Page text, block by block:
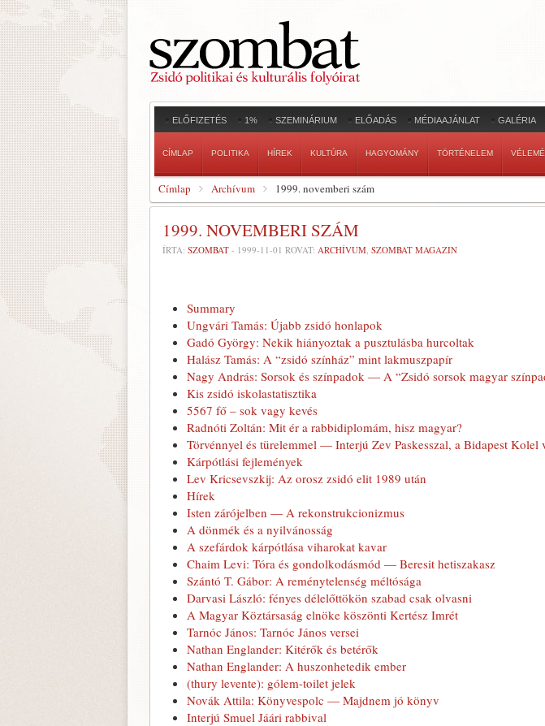
ELŐFIZETÉS 1% SZEMINÁRIUM ELŐADÁS MÉDIAAJÁNLAT GALÉRIA
CÍMLAP POLITIKA HÍREK KULTÚRA HAGYOMÁNY TÖRTÉNELEM
Címlap Archívum 1999. novemberi szám
1999. NOVEMBERI SZÁM
ÍRTA: SZOMBAT - 1999-11-01 ROVAT: ARCHÍVUM, SZOMBAT MAGAZIN
Summary
Ungvári Tamás: Újabb zsidó honlapok
Gadó György: Nekik hiányoztak a pusztulásba hurcoltak
Halász Tamás: A “zsidó színház” mint lakmuszpapír
Nagy András: Sorsok és színpadok — A “Zsidó sorsok magyar
Kis zsidó iskolastatisztika
5567 fő – sok vagy kevés
Radnóti Zoltán: Mit ér a rabbidiplomám, hisz magyar?
Törvénnyel és türelemmel — Interjú Zev Paskesszal, a Bidapest Kolel
Kárpótlási fejlemények
Lev Kricsevszkij: Az orosz zsidó elit 1989 után
Hírek
Isten zárójelben — A rekonstrukcionizmus
A dönmék és a nyilvánosság
A szefárdok kárpótlása viharokat kavar
Chaim Levi: Tóra és gondolkodásmód — Beresit hetiszakasz
Szántó T. Gábor: A reménytelenség méltósága
Darvasi László: fényes délelőttökön szabad csak olvasni
A Magyar Köztársaság elnöke köszönti Kertész Imrét
Tarnóc János: Tarnóc János versei
Nathan Englander: Kitérők és betérők
Nathan Englander: A huszonhetedik ember
(thury levente): gólem-toilet jelek
Novák Attila: Könyvespolc — Majdnem jó könyv
Interjú Smuel Jáári rabbival